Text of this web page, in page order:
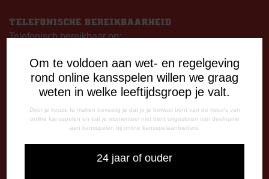
Om te voldoen aan wet- en regelgeving
rond online kansspelen willen we graag
weten in welke leeftijdsgroep je valt.
Door je keuze te maken bevestig je dat je je bewust bent van de risico's van
online kansspelen en dat je momenteel niet bent uitgesloten van deelname
aan kansspelen bij online kansspelaanbieders.
24 jaar of ouder
TELEFONISCHE BEREIKBAARHEID
Telefonisch bereikbaar op:
09:00 - 12:15 uur
13:00 - 17:00 uur
Woensdag
13:00 - 17:00 uur
Vrijdag
Op thuiswedstrijddagen bereikbaar vanaf 13:00 - 20:00 uur